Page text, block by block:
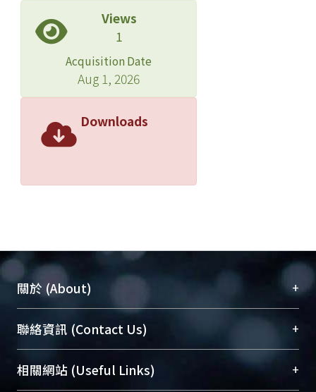
Views
1
Acquisition Date
Aug 1, 2026
Downloads
關於 (About) +
臺大位居世界頂尖大學之列，為永久珍藏及向國際
展現本校豐碩的研究成果及學術能量，圖書館整合
機構典藏（NTUR）與學術庫（AH）不同功能平
台，成為臺大學術典藏NTU scholars。期能整合研
聯絡資訊 (Contact Us) +
總館學科館員(Main Library)
醫學圖書館學科館員(Medical Library)
相關網站 (Useful Links) +